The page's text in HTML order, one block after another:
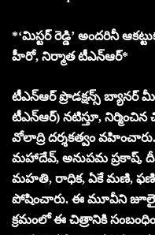
*‘మిస్టర్ రెడ్డి’ అందరినీ
హీరో, నిర్మాత టీఎన్ఆర్*
టీఎన్ఆర్ ప్రొడక్షన్స్ బ్యానర్
టీఎన్ఆర్) నటిస్తూ, నిర్మించిన
వోలాద్రి దర్శకత్వం
మహాదేవ్, అనుపమ ప్రకాష్, దీప్తి
మహతి, రాధిక, ఏకే మణి, ఫణి
పోషించారు. ఈ మూవీని
క్రమంలో ఈ చిత్రానికి